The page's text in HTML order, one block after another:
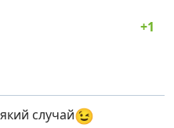
случай😉